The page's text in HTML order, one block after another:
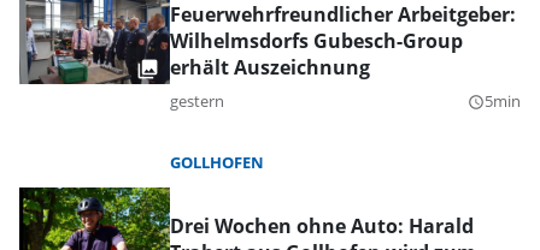
Feuerwehrfreundlicher Arbeitgeber:
Wilhelmsdorfs Gubesch-Group
erhält Auszeichnung
gestern query_builder5min
GOLLHOFEN
Drei Wochen ohne Auto: Harald